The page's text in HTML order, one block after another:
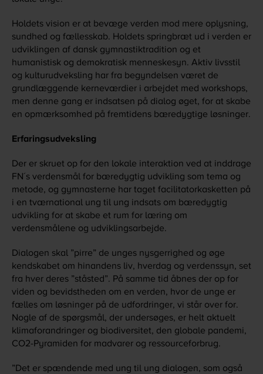
Holdets vision er at bevæge verden mod mere oplysning,
sundhed og fællesskab. Holdets springbræt ud i verden er
udviklingen af dansk gymnastiktradition og et
humanistisk og demokratisk menneskesyn. Aktiv livsstil
og kulturudveksling har fra begyndelsen været de
grundlæggende kerneværdier i arbejdet med workshops,
men denne gang er indsatsen på dialog øget, for at skabe
en opmærksomhed på fremtidens bæredygtige løsninger.
Erfaringsudveksling
Der er skruet op for den lokale interaktion ved at inddrage
FN´s verdensmål for bæredygtig udvikling som tema og
metode, og gymnasterne har taget facilitatorkasketten på
i en tværnational ung til ung indsats om bæredygtig
udvikling for at skabe et rum for læring om
verdensmålene og udviklingsarbejde.
Dialogen skal ”pirre” de unges nysgerrighed og øge
kendskabet om hinandens liv, hverdag og verdenssyn, set
fra hver deres ”ståsted”. På samme tid åbnes der op for
viden og bevidstheden om en verden, hvor de unge er
fælles om løsninger på de udfordringer, vi står over for.
Nogle af de spørgsmål, der undersøges, er helt aktuelt
klimaforandringer og biodiversitet, den globale pandemi,
CO2-Pyramiden for madvarer og ressourceforbrug.
”Det er spændende med ung til ung dialogen, som også